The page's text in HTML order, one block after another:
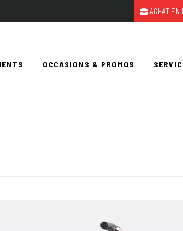
ACHAT EN
OCCASIONS & PROMOS